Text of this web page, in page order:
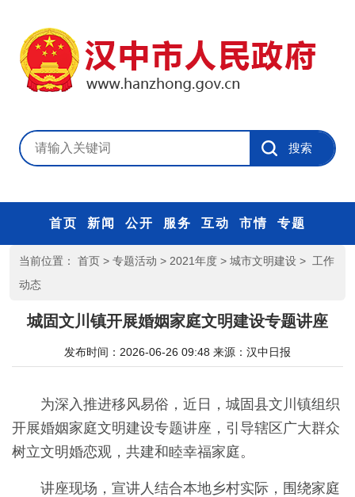
首页 新闻 公开 服务 互动 市情 专题
当前位置： 首页 > 专题活动 > 2021年度 > 城市文明建设 > 工作
动态
城固文川镇开展婚姻家庭文明建设专题讲座
发布时间：2026-06-26 09:48 来源： 汉中日报
为深入推进移风易俗，近日，城固县文川镇组织
开展婚姻家庭文明建设专题讲座，引导辖区广大群众
树立文明婚恋观，共建和睦幸福家庭。
讲座现场，宣讲人结合本地乡村实际，围绕家庭